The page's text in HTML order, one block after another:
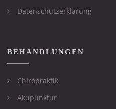
Datenschutzerklärung
BEHANDLUNGEN
Chiropraktik
Akupunktur